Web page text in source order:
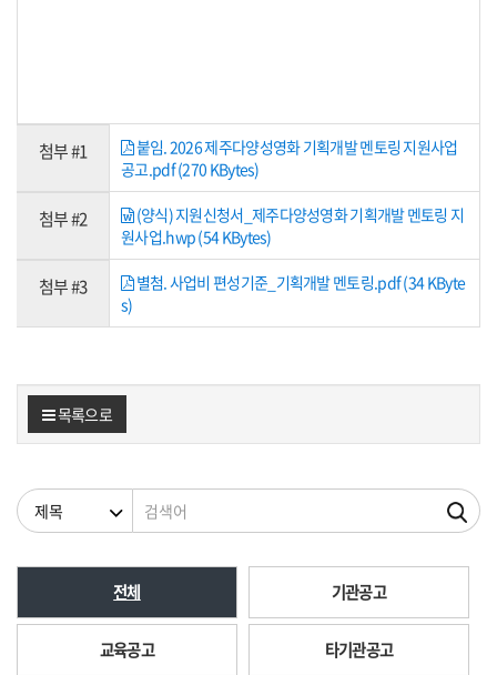
첨부 #1
붙임. 2026 제주다양성영화 기획개발 멘토링 지원사업
공고.pdf (270 KBytes)
첨부 #2
(양식) 지원신청서_제주다양성영화 기획개발 멘토링 지
원사업.hwp (54 KBytes)
첨부 #3
별첨. 사업비 편성기준_기획개발 멘토링.pdf (34 KByte
s)
목록으로
검색조건 검색어
전체 기관공고
교육공고 타기관공고